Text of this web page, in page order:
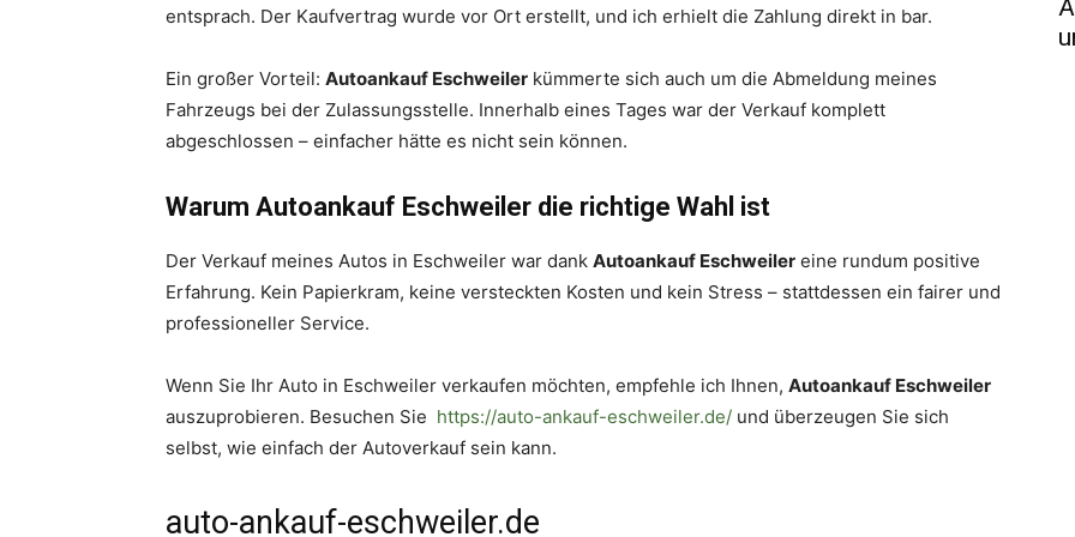
entsprach. Der Kaufvertrag wurde vor Ort erstellt, und ich erhielt die Zahlung direkt in bar.
Ein großer Vorteil: Autoankauf Eschweiler kümmerte sich auch um die Abmeldung meines
Fahrzeugs bei der Zulassungsstelle. Innerhalb eines Tages war der Verkauf komplett
abgeschlossen – einfacher hätte es nicht sein können.
Warum Autoankauf Eschweiler die richtige Wahl ist
Der Verkauf meines Autos in Eschweiler war dank Autoankauf Eschweiler eine rundum positive
Erfahrung. Kein Papierkram, keine versteckten Kosten und kein Stress – stattdessen ein fairer und
professioneller Service.
Wenn Sie Ihr Auto in Eschweiler verkaufen möchten, empfehle ich Ihnen, Autoankauf Eschweiler
auszuprobieren. Besuchen Sie https://auto-ankauf-eschweiler.de/ und überzeugen Sie sich
selbst, wie einfach der Autoverkauf sein kann.
auto-ankauf-eschweiler.de